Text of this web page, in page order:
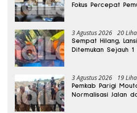
Fokus Percepat
3 Agustus 2026 20
Sempat Hilang,
Ditemukan Sejauh
3 Agustus 2026 19
Pemkab Parigi
Normalisasi Jalan